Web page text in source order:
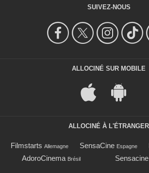
SUIVEZ-NOUS
ALLOCINÉ SUR MOBILE
ALLOCINÉ À L'ÉTRANGER
Filmstarts Allemagne SensaCine Espagne
AdoroCinema Brésil